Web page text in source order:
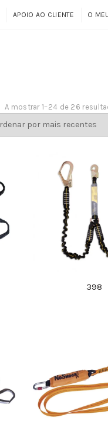
APOIO AO CLIENTE O
A mostrar 1–24 de 26
398